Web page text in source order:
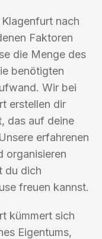
nach
Faktoren
die Menge des
benötigten
Wir bei
erstellen dir
das auf deine
erfahrenen
organisieren
du dich
freuen kannst.
kümmert sich
Eigentums,